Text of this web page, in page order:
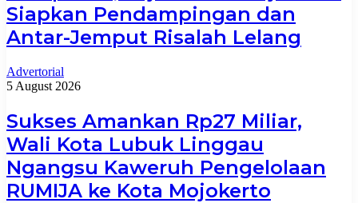
Siapkan Pendampingan dan
Antar-Jemput Risalah Lelang
Advertorial
5 August 2026
Sukses Amankan Rp27 Miliar,
Wali Kota Lubuk Linggau
Ngangsu Kaweruh Pengelolaan
RUMIJA ke Kota Mojokerto